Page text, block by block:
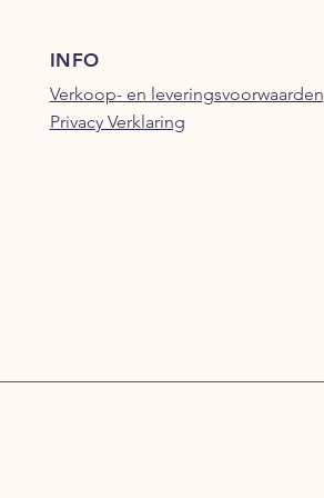
INFO
Verkoop- en leveringsvoorwaarden
Privacy Verklaring